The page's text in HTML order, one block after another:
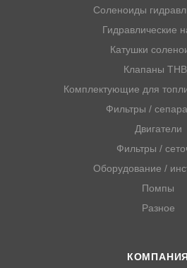
Соленоиды
Гидравлические
Катушки
Клапаны
Комплектующие для
Фильтры /
Двигатели
Фильтры /
Оборудование /
Помпы
Разное
КОМПАНИЯ